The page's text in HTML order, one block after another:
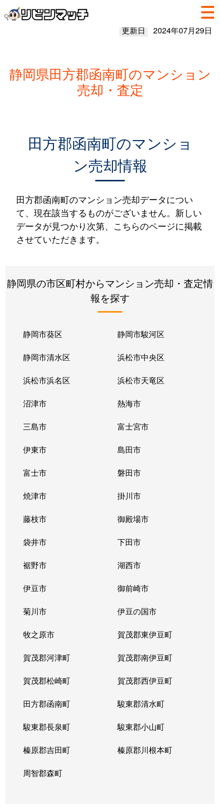
更新日 2024年07月29日
静岡県田方郡函南町のマンション
売却・査定
田方郡函南町のマンショ
ン売却情報
田方郡函南町のマンション売却データについ
て、現在該当するものがございません。新しい
データが見つかり次第、こちらのページに掲載
させていただきます。
静岡県の市区町村からマンション売却・査定情
報を探す
静岡市葵区 静岡市駿河区
静岡市清水区 浜松市中央区
浜松市浜名区 浜松市天竜区
沼津市 熱海市
三島市 富士宮市
伊東市 島田市
富士市 磐田市
焼津市 掛川市
藤枝市 御殿場市
袋井市 下田市
裾野市 湖西市
伊豆市 御前崎市
菊川市 伊豆の国市
牧之原市 賀茂郡東伊豆町
賀茂郡河津町 賀茂郡南伊豆町
賀茂郡松崎町 賀茂郡西伊豆町
田方郡函南町 駿東郡清水町
駿東郡長泉町 駿東郡小山町
榛原郡吉田町 榛原郡川根本町
周智郡森町